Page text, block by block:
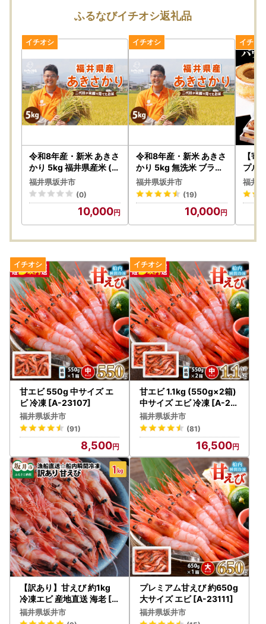
ふるなびイチオシ返礼品
令和8年産・新米 あきさ
かり 5kg 福井県産米 (上
白米) 2026年9月下旬発
送 [A-0266_01]
福井県坂井市
(0)
10,000
令和8年産・新米 あきさ
かり 5kg 無洗米 ブラン
ド米 2026年9月下旬発
送 [A-0266_05]
福井県坂井市
(19)
10,000
【寄
プル
べ比
イー
菓子
福井
甘エビ 550g 中サイズ エ
ビ 冷凍 [A-23107]
福井県坂井市
(91)
8,500
甘エビ 1.1kg (550g×2箱)
中サイズ エビ 冷凍 [A-23
109]
福井県坂井市
(81)
16,500
【訳あり】甘えび 約1kg
冷凍エビ 産地直送 海老 [A
-23118]
福井県坂井市
プレミアム甘えび 約650g
大サイズ エビ [A-23111]
福井県坂井市